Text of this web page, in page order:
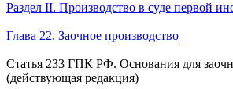
Раздел II. Производство в суде первой
Глава 22. Заочное производство
Статья 233 ГПК РФ. Основания для
(действующая редакция)